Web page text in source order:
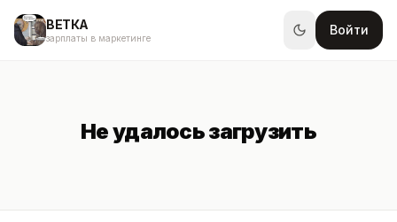
ВЕТКА
зарплаты в маркетинге
Войти
Не удалось загрузить